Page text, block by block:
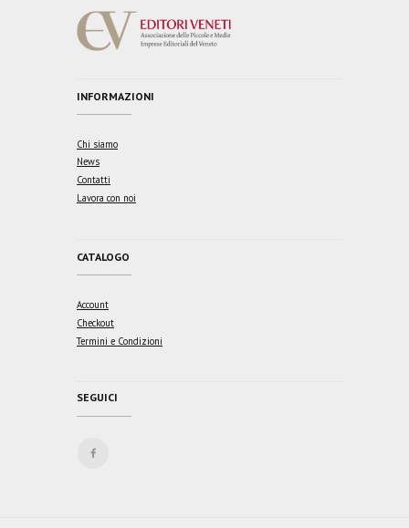
INFORMAZIONI
Chi siamo
News
Contatti
Lavora con noi
CATALOGO
Account
Checkout
Termini e Condizioni
SEGUICI